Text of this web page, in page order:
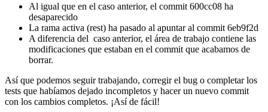
Al igual que en el caso anterior, el commit 600cc08 ha
desaparecido
La rama activa (rest) ha pasado al apuntar al commit 6eb9f2d
A diferencia del caso anterior, el área de trabajo contiene las
modificaciones que estaban en el commit que acabamos de
borrar.
Así que podemos seguir trabajando, corregir el bug o completar los
tests que habíamos dejado incompletos y hacer un nuevo commit
con los cambios completos. ¡Así de fácil!